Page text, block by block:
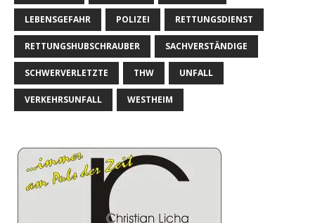
LEBENSGEFAHR POLIZEI RETTUNGSDIENST
RETTUNGSHUBSCHRAUBER SACHVERSTÄNDIGE
SCHWERVERLETZTE THW UNFALL
VERKEHRSUNFALL WESTHEIM